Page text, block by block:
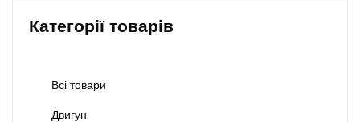
Категорії товарів
Всі товари
Двигун